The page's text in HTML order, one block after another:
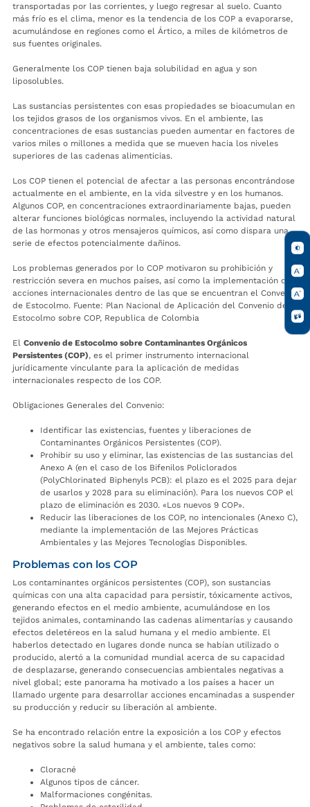
transportadas por las corrientes, y luego regresar al suelo. Cuanto
más frío es el clima, menor es la tendencia de los COP a evaporarse,
acumulándose en regiones como el Ártico, a miles de kilómetros de
sus fuentes originales.
Generalmente los COP tienen baja solubilidad en agua y son
liposolubles.
Las sustancias persistentes con esas propiedades se bioacumulan en
los tejidos grasos de los organismos vivos. En el ambiente, las
concentraciones de esas sustancias pueden aumentar en factores de
varios miles o millones a medida que se mueven hacia los niveles
superiores de las cadenas alimenticias.
Los COP tienen el potencial de afectar a las personas encontrándose
actualmente en el ambiente, en la vida silvestre y en los humanos.
Algunos COP, en concentraciones extraordinariamente bajas, pueden
alterar funciones biológicas normales, incluyendo la actividad natural
de las hormonas y otros mensajeros químicos, así como dispara una
serie de efectos potencialmente dañinos.
Los problemas generados por lo COP motivaron su prohibición y
restricción severa en muchos países, así como la implementación de
acciones internacionales dentro de las que se encuentran el Convenio
de Estocolmo. Fuente: Plan Nacional de Aplicación del Convenio de
Estocolmo sobre COP, Republica de Colombia
El Convenio de Estocolmo sobre Contaminantes Orgánicos
Persistentes (COP), es el primer instrumento internacional
jurídicamente vinculante para la aplicación de medidas
internacionales respecto de los COP.
Obligaciones Generales del Convenio:
Identificar las existencias, fuentes y liberaciones de
Contaminantes Orgánicos Persistentes (COP).
Prohibir su uso y eliminar, las existencias de las sustancias del
Anexo A (en el caso de los Bifenilos Policlorados
(PolyChlorinated Biphenyls PCB): el plazo es el 2025 para dejar
de usarlos y 2028 para su eliminación). Para los nuevos COP el
plazo de eliminación es 2030. «Los nuevos 9 COP».
Reducir las liberaciones de los COP, no intencionales (Anexo C),
mediante la implementación de las Mejores Prácticas
Ambientales y las Mejores Tecnologías Disponibles.
Problemas con los COP
Los contaminantes orgánicos persistentes (COP), son sustancias
químicas con una alta capacidad para persistir, tóxicamente activos,
generando efectos en el medio ambiente, acumulándose en los
tejidos animales, contaminando las cadenas alimentarías y causando
efectos deletéreos en la salud humana y el medio ambiente. El
haberlos detectado en lugares donde nunca se habían utilizado o
producido, alertó a la comunidad mundial acerca de su capacidad
de desplazarse, generando consecuencias ambientales negativas a
nivel global; este panorama ha motivado a los países a hacer un
llamado urgente para desarrollar acciones encaminadas a suspender
su producción y reducir su liberación al ambiente.
Se ha encontrado relación entre la exposición a los COP y efectos
negativos sobre la salud humana y el ambiente, tales como:
Cloracné
Algunos tipos de cáncer.
Malformaciones congénitas.